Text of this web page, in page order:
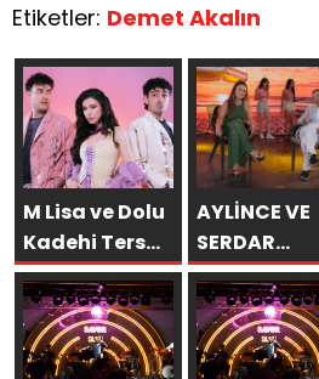
Etiketler: Demet Akalın
M Lisa ve Dolu
Kadehi Ters
Tut’tan Yeni İş
Birliği: “Vişne”
AYLİNCE VE
SERDAR
ORTAÇ’TAN
YAZA
“ROMANTİK
AŞK”